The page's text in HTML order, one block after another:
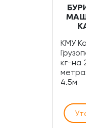
КМУ
кг-на
4.5м